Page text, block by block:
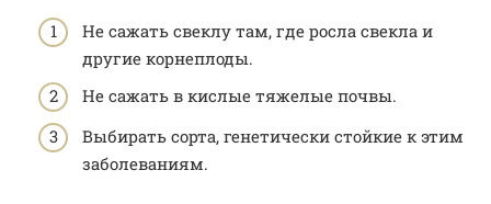
Не сажать свеклу там, где росла свекла и
другие корнеплоды.
Не сажать в кислые тяжелые почвы.
Выбирать сорта, генетически стойкие к этим
заболеваниям.